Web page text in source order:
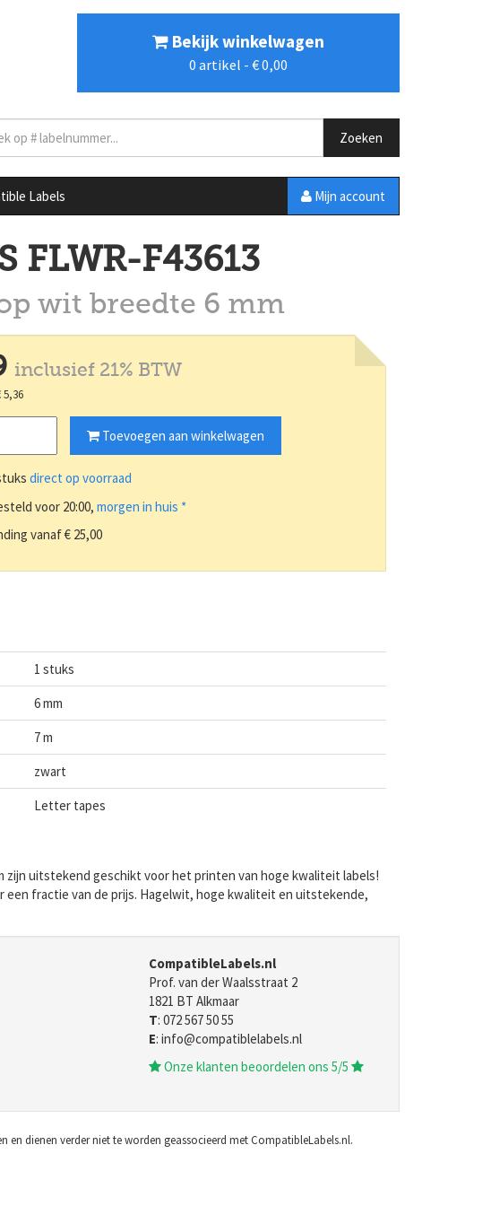
Bekijk winkelwagen
0 artikel - € 0,00
Zoeken
Labels Mijn account
FLWR-F43613
wit breedte 6 mm
inclusief 21% BTW
5,36
Toevoegen aan winkelwagen
direct op voorraad
voor 20:00, morgen in huis *
vanaf € 25,00
1 stuks
6 mm
7 m
zwart
Letter tapes
zijn uitstekend geschikt voor het printen van hoge kwaliteit labels!
een fractie van de prijs. Hagelwit, hoge kwaliteit en uitstekende,
CompatibleLabels.nl
Prof. van der Waalsstraat 2
1821 BT Alkmaar
T: 072 567 50 55
E: info@compatiblelabels.nl
Onze klanten beoordelen ons 5/5
dienen verder niet te worden geassocieerd met CompatibleLabels.nl.